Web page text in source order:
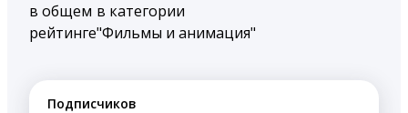
в общем
рейтинге
в категории
"Фильмы и анимация"
Подписчиков